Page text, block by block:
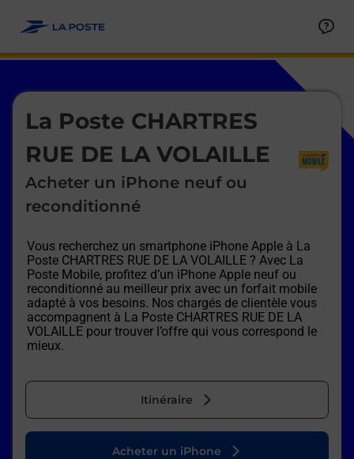
La Poste CHARTRES
RUE DE LA VOLAILLE
Acheter un iPhone neuf ou
reconditionné
Vous recherchez un smartphone iPhone Apple à La
Poste CHARTRES RUE DE LA VOLAILLE ? Avec La
Poste Mobile, profitez d’un iPhone Apple neuf ou
reconditionné au meilleur prix avec un forfait mobile
adapté à vos besoins. Nos chargés de clientèle vous
accompagnent à La Poste CHARTRES RUE DE LA
VOLAILLE pour trouver l’offre qui vous correspond le
mieux.
Itinéraire
Le lien s'ouvre dans un nouvel onglet
Acheter un iPhone